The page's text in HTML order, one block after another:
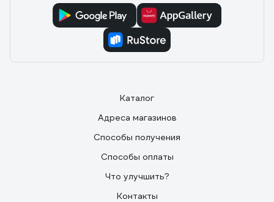
Каталог
Адреса магазинов
Способы получения
Способы оплаты
Что улучшить?
Контакты